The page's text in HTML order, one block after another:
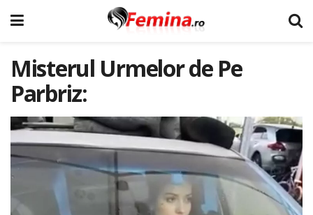
Misterul Urmelor de Pe
Parbriz: